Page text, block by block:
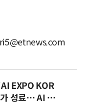
EXPO KOR
성료… AI 전